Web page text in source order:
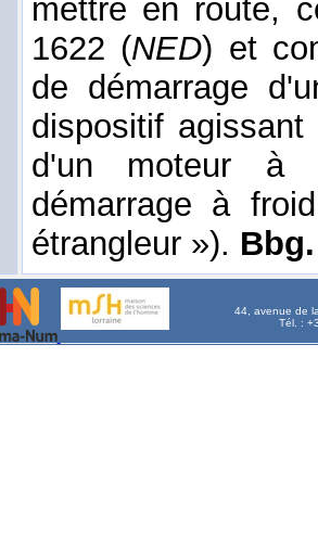
mettre en route,
1622 (NED) et
de démarrage
dispositif
d'un moteur à
démarrage à
étrangleur »). Bbg.
44, avenue de
Tél. :